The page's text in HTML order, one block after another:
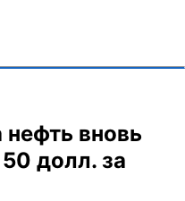
вновь
долл. за